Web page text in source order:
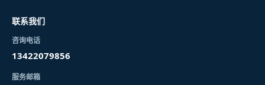
联系我们
咨询电话
13422079856
服务邮箱